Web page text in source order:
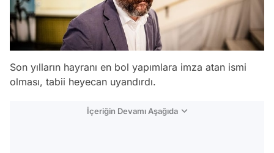
Son yılların hayranı en bol yapımlara imza atan ismi
olması, tabii heyecan uyandırdı.
İçeriğin Devamı Aşağıda